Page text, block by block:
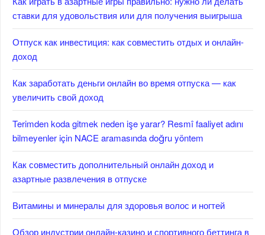
ставки для удовольствия или для получения выигрыша
Отпуск как инвестиция: как совместить отдых и онлайн-
доход
Как заработать деньги онлайн во время отпуска — как
увеличить свой доход
Terimden koda gitmek neden işe yarar? Resmî faaliyet adını
bilmeyenler için NACE aramasında doğru yöntem
Как совместить дополнительный онлайн доход и
азартные развлечения в отпуске
Витамины и минералы для здоровья волос и ногтей
Обзор индустрии онлайн-казино и спортивного беттинга в